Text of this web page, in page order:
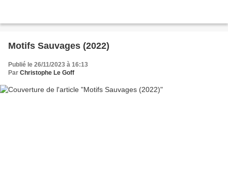
Motifs Sauvages (2022)
Publié le 26/11/2023 à 16:13
Par Christophe Le Goff